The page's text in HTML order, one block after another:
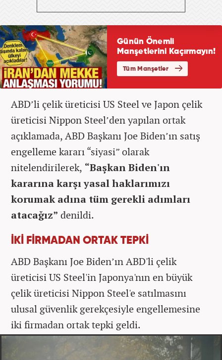
ABD’li çelik üreticisi US Steel ve Japon çelik
üreticisi Nippon Steel’den yapılan ortak
açıklamada, ABD Başkanı Joe Biden’ın satış
engelleme kararı “siyasi” olarak
nitelendirilerek, “Başkan Biden'ın
kararına karşı yasal haklarımızı
korumak adına tüm gerekli adımları
atacağız” denildi.
İKİ FİRMADAN ORTAK TEPKİ
ABD Başkanı Joe Biden’ın ABD'li çelik
üreticisi US Steel'in Japonya'nın en büyük
çelik üreticisi Nippon Steel'e satılmasını
ulusal güvenlik gerekçesiyle engellemesine
iki firmadan ortak tepki geldi.